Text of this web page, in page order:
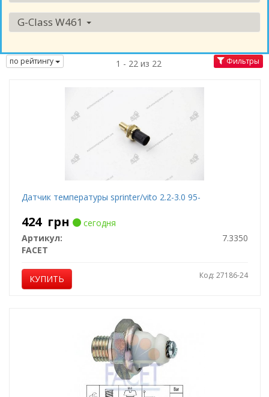
G-Class W461
по рейтингу 1 - 22 из 22 Фильтры
Датчик температуры sprinter/vito 2.2-3.0 95-
424 грн
сегодня
Артикул:
7.3350
FACET
КУПИТЬ Код: 27186-24